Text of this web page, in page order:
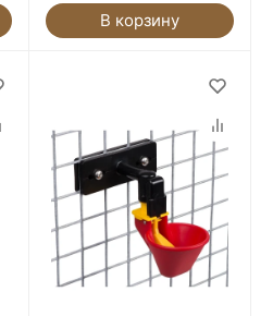
В корзину